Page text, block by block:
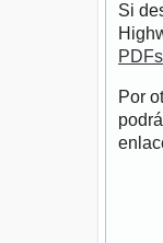
Si
PDFs
Por